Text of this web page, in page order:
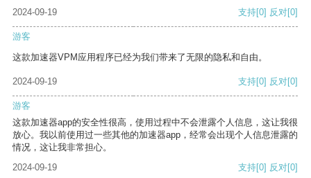
2024-09-19 支持[0] 反对[0]
游客
这款加速器VPM应用程序已经为我们带来了无限的隐私和自由。
2024-09-19 支持[0] 反对[0]
游客
这款加速器app的安全性很高，使用过程中不会泄露个人信息，这让我很
放心。我以前使用过一些其他的加速器app，经常会出现个人信息泄露的
情况，这让我非常担心。
2024-09-19
支持[0] 反对[0]